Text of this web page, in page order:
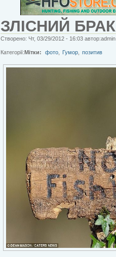
ЗЛІСНИЙ
Створено: Чт, 03/29/2012 - 16:03 автор:admin
Категорії:Мітки: фото Гумор позитив